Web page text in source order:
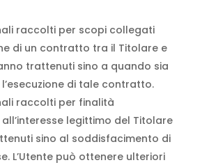
raccolti per scopi collegati
di un contratto tra il Titolare e
trattenuti sino a quando sia
di tale contratto.
raccolti per finalità
legittimo del Titolare
sino al soddisfacimento di
L’Utente può ottenere ulteriori